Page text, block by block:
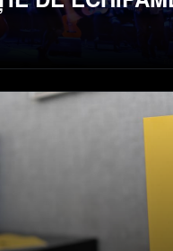
DIN CULISE